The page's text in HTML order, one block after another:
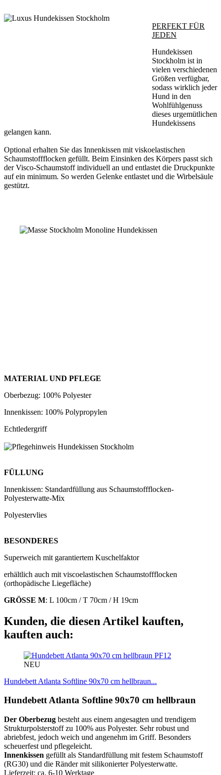
PERFEKT FÜR
JEDEN
Hundekissen
Stockholm ist in
vielen verschiedenen
Größen verfügbar,
sodass wirklich jeder
Hund in den
Wohlfühlgenuss
dieses urgemütlichen
Hundekissens
gelangen kann.
Optional erhalten Sie das Innenkissen mit viskoelastischen
Schaumstoffflocken gefüllt. Beim Einsinken des Körpers passt sich
der Visco-Schaumstoff individuell an und entlastet die Druckpunkte
auf ein minimum. So werden Gelenke entlastet und die Wirbelsäule
gestützt.
MATERIAL UND PFLEGE
Oberbezug: 100% Polyester
Innenkissen: 100% Polypropylen
Echtledergriff
FÜLLUNG
Innenkissen: Standardfüllung aus Schaumstoffflocken-
Polyesterwatte-Mix
Polyestervlies
BESONDERES
Superweich mit garantiertem Kuschelfaktor
erhältlich auch mit viscoelastischen Schaumstoffflocken
(orthopädische Liegefläche)
GRÖSSE M: L 100cm / T 70cm / H 19cm
Kunden, die diesen Artikel kauften,
kauften auch:
PF12
NEU
Hundebett Atlanta Softline 90x70 cm hellbraun...
Hundebett Atlanta Softline 90x70 cm hellbraun
Der Oberbezug besteht aus einem angesagten und trendigem
Strukturpolsterstoff zu 100% aus Polyester. Sehr robust und
abriebfest, jedoch weich und angenehm im Griff. Besonders
scheuerfest und pflegeleicht.
Innenkissen gefüllt als Standardfüllung mit festem Schaumstoff
(RG30) und die Ränder mit silikonierter Polyesterwatte.
Lieferzeit: ca. 6-10 Werktage